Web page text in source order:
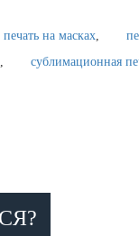
печать на масках
сублимационная